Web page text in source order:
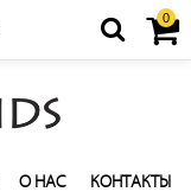
0
О НАС КОНТАКТЫ